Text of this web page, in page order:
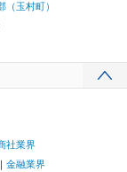
（玉村町）
社業界
金融業界